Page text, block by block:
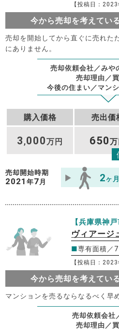
【投稿日：
今から売却を考えてい
売却を開始してから直ぐに売れた
にありません。
売却依頼会社／みや
売却理由／
今後の住まい／マン
購入価格 売出価
3 ,000万円 650万
売却開始時期
2021年7 月 2ヶ月
【兵庫県神戸
ヴィアージ
■専有面積／
【投稿日：
今から売却を考えてい
マンションを売るならなるべく早
売却依頼会社
売却理由／